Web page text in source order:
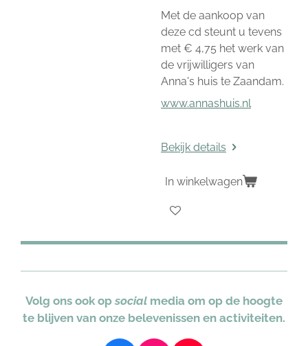
Met de aankoop van
deze cd steunt u tevens
met € 4,75 het werk van
de vrijwilligers van
Anna's huis te Zaandam.
www.annashuis.nl
Bekijk details
In winkelwagen
Volg ons ook opsocial media om op de hoogte
te blijven van onze belevenissen en activiteiten.